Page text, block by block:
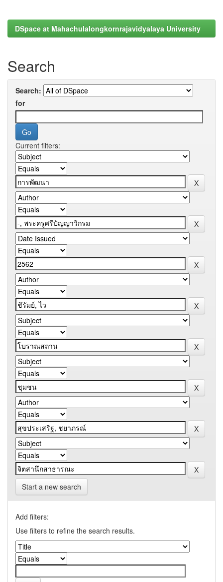
DSpace at Mahachulalongkornrajavidyalaya University
Search
Search:
for
Current filters:
Start a new search
Add filters:
Use filters to refine the search results.